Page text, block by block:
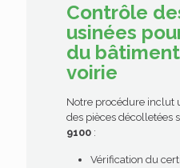
Contrôle
usinées
du
voirie
Notre procédure inclut
des pièces décolletées
9100:
Vérification du